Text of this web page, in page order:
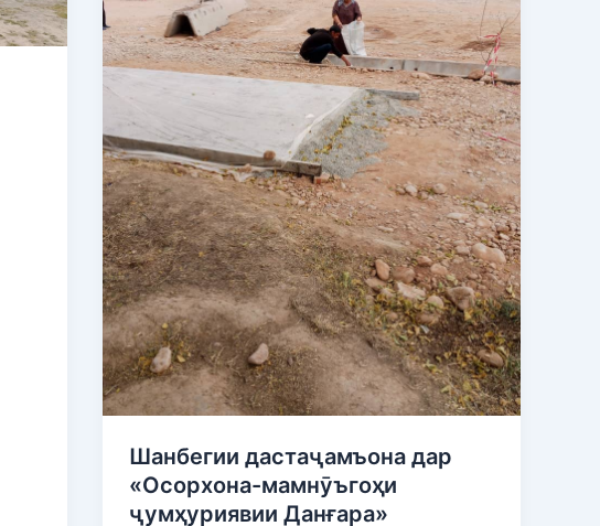
Шанбегии дастаҷамъона дар
«Осорхона-мамнӯъгоҳи
ҷумҳуриявии Данғара»
ҷумҳуриявии
Данғара»